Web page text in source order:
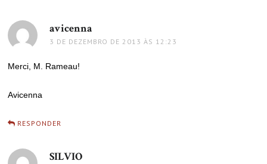
avicenna
3 DE DEZEMBRO DE 2013 ÀS 12:23
Merci, M. Rameau!
Avicenna
RESPONDER
SILVIO